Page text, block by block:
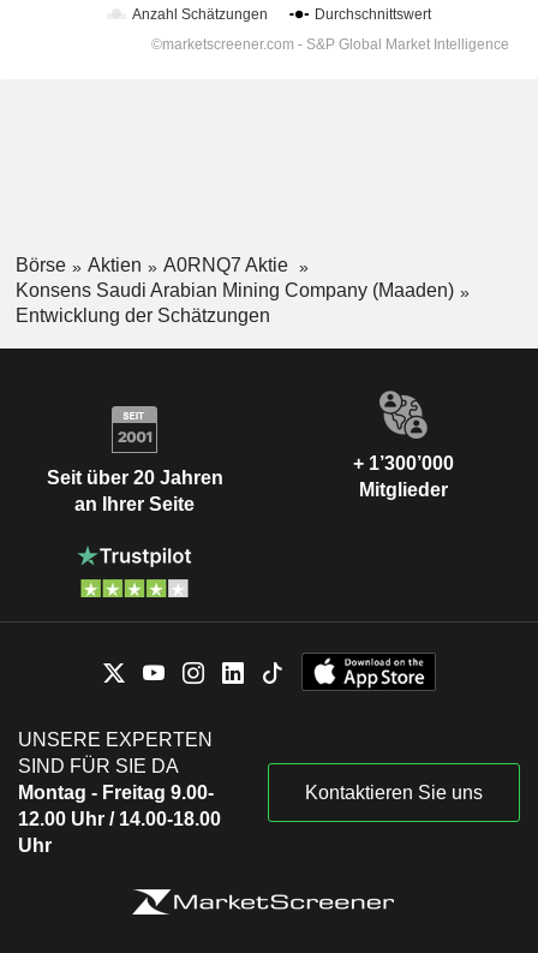
Börse Aktien
A0RNQ7 Aktie
Konsens Saudi Arabian Mining Company (Maaden)
Entwicklung der Schätzungen
Seit über 20 Jahren
an Ihrer Seite
+ 1’300’000
Mitglieder
UNSERE EXPERTEN
SIND FÜR SIE DA
Montag - Freitag 9.00-
12.00 Uhr / 14.00-18.00
Uhr
Kontaktieren Sie uns